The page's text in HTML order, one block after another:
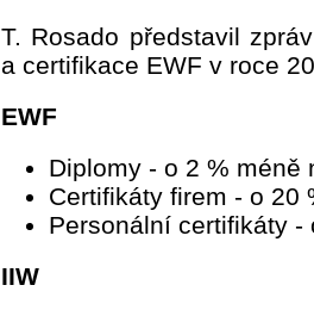
T. Rosado představil
a certifikace EWF v roce
EWF
Diplomy - o 2 % méně
Certifikáty firem - o 20
Personální certifikáty
IIW